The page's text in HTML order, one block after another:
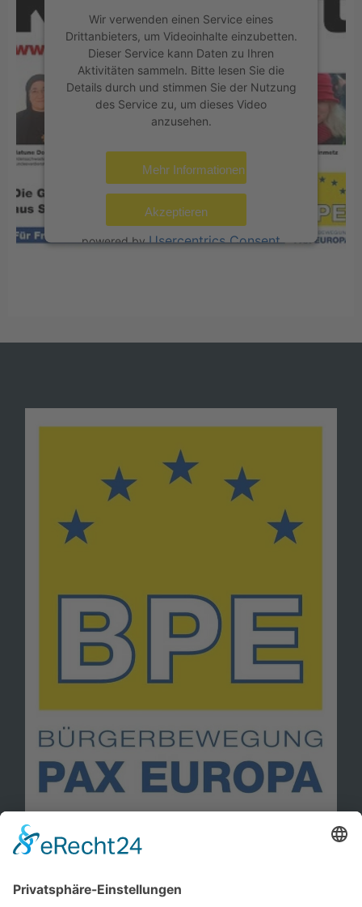
Wir verwenden einen Service eines
Drittanbieters, um Videoinhalte einzubetten.
Dieser Service kann Daten zu Ihren
Aktivitäten sammeln. Bitte lesen Sie die
Details durch und stimmen Sie der Nutzung
des Service zu, um dieses Video
anzusehen.
Mehr Informationen
Akzeptieren
powered byUsercentrics Consent